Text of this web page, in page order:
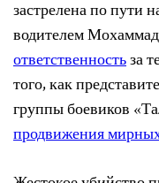
застрелена по пути
водителем
ответственностьза
того, как
группы боевиков
продвижения